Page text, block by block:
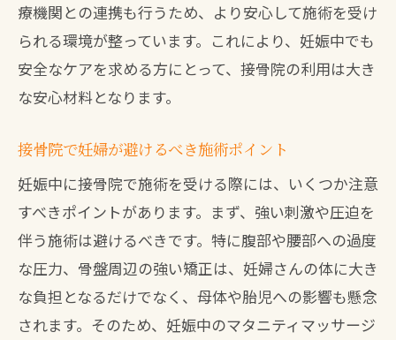
療機関との連携も行うため、より安心して施術を受け
られる環境が整っています。これにより、妊娠中でも
安全なケアを求める方にとって、接骨院の利用は大き
な安心材料となります。
接骨院で妊婦が避けるべき施術ポイント
妊娠中に接骨院で施術を受ける際には、いくつか注意
すべきポイントがあります。まず、強い刺激や圧迫を
伴う施術は避けるべきです。特に腹部や腰部への過度
な圧力、骨盤周辺の強い矯正は、妊婦さんの体に大き
な負担となるだけでなく、母体や胎児への影響も懸念
されます。そのため、妊娠中のマタニティマッサージ